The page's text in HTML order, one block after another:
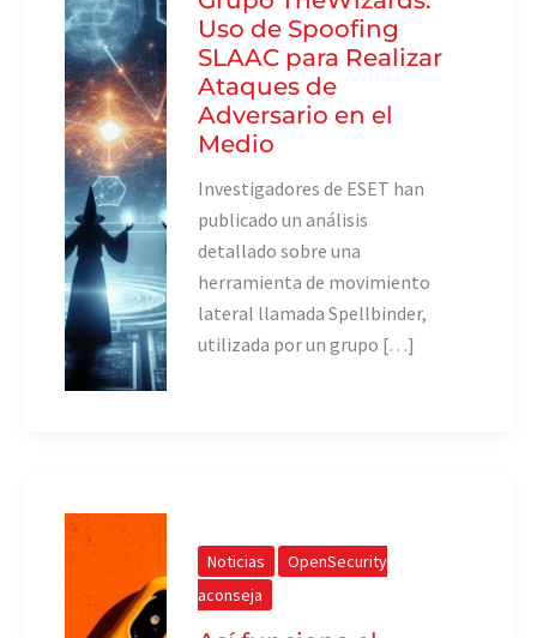
Uso de Spoofing
SLAAC para Realizar
Ataques de
Adversario en el
Medio
Investigadores de ESET han
publicado un análisis
detallado sobre una
herramienta de movimiento
lateral llamada Spellbinder,
utilizada por un grupo […]
Noticias
OpenSecurity
aconseja